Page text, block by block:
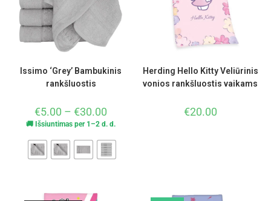
Issimo ‘Grey’ Bambukinis
rankšluostis
€5.00 – €30.00
🚚 Išsiuntimas per 1–2 d. d.
Herding Hello Kitty Veliūrinis
vonios rankšluostis vaikams
€20.00